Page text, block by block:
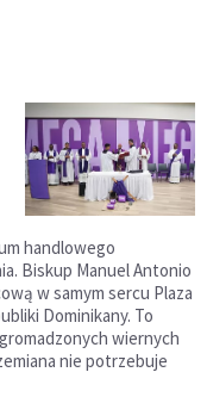
handlowego
Biskup Manuel Antonio
w samym sercu Plaza
Dominikany. To
wiernych
nie potrzebuje